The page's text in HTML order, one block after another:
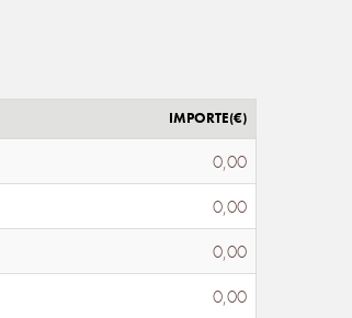
IMPORTE(€)
0,00
0,00
0,00
0,00